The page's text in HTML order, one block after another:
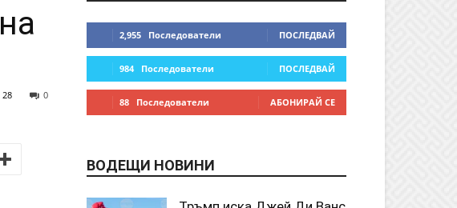
0
28
2,955 Последователи ПОСЛЕДВАЙ
984 Последователи ПОСЛЕДВАЙ
88 Последователи АБОНИРАЙ СЕ
ВОДЕЩИ НОВИНИ